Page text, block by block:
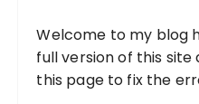
Welcome to my blog
full version of this
this page to fix the